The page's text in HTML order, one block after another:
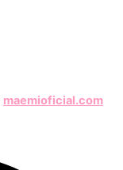
maemioficial.com